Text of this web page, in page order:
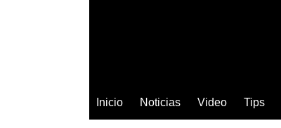
Inicio Noticias Video Tips